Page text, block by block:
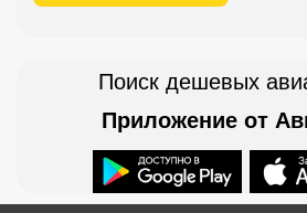
Поиск дешевых
Приложение от